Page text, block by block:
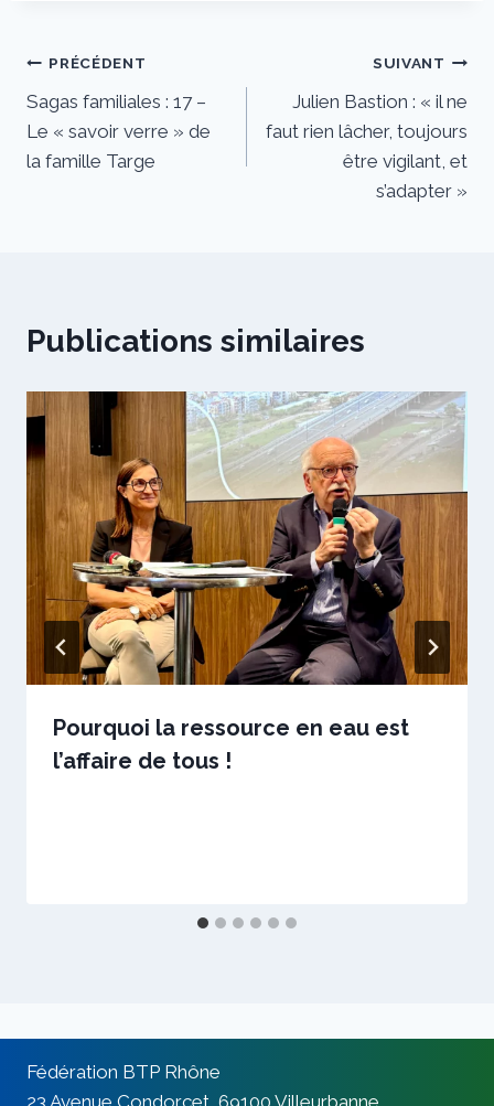
PRÉCÉDENT
Sagas familiales : 17 –
Le « savoir verre » de
la famille Targe
SUIVANT
Julien Bastion : « il ne
faut rien lâcher, toujours
être vigilant, et
s’adapter »
Publications similaires
Pourquoi la ressource en eau est
l’affaire de tous !
Fédération BTP Rhône
23 Avenue Condorcet, 69100 Villeurbanne